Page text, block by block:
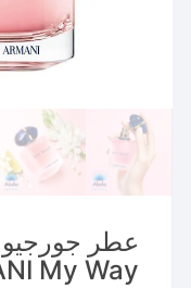
عطر جورجیو
My Way